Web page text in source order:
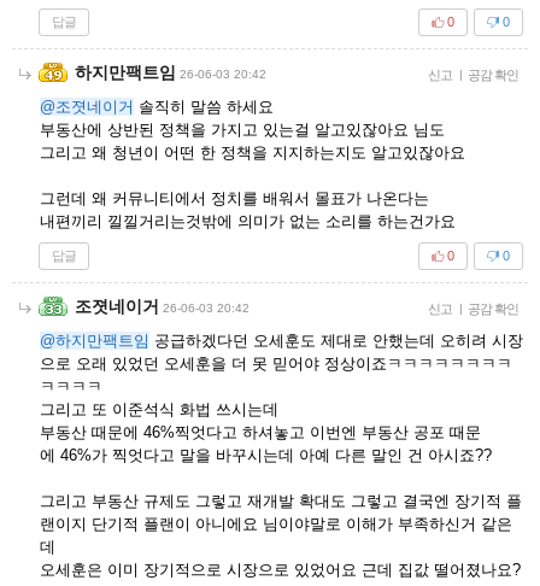
답글 0
0
하지만팩트임 26-06-03 20:42 신고 | 공감 확인
@조졋네이거 솔직히 말씀 하세요
부동산에 상반된 정책을 가지고 있는걸 알고있잖아요 님도
그리고 왜 청년이 어떤 한 정책을 지지하는지도 알고있잖아요
그런데 왜 커뮤니티에서 정치를 배워서 몰표가 나온다는
내편끼리 낄낄거리는것밖에 의미가 없는 소리를 하는건가요
답글 0
0
조졋네이거 26-06-03 20:42 신고 | 공감 확인
@하지만팩트임 공급하겠다던 오세훈도 제대로 안했는데 오히려 시장
으로 오래 있었던 오세훈을 더 못 믿어야 정상이죠ㅋㅋㅋㅋㅋㅋㅋㅋ
ㅋㅋㅋㅋ
그리고 또 이준석식 화법 쓰시는데
부동산 때문에 46%찍엇다고 하셔놓고 이번엔 부동산 공포 때문
에 46%가 찍엇다고 말을 바꾸시는데 아예 다른 말인 건 아시죠??
그리고 부동산 규제도 그렇고 재개발 확대도 그렇고 결국엔 장기적 플
랜이지 단기적 플랜이 아니에요 님이야말로 이해가 부족하신거 같은
데
오세훈은 이미 장기적으로 시장으로 있었어요 근데 집값 떨어졌나요?